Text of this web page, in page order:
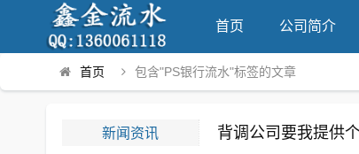
首页 公司简介
首页 包含"PS银行流水"标签的文章
新闻资讯 背调公司要我提供